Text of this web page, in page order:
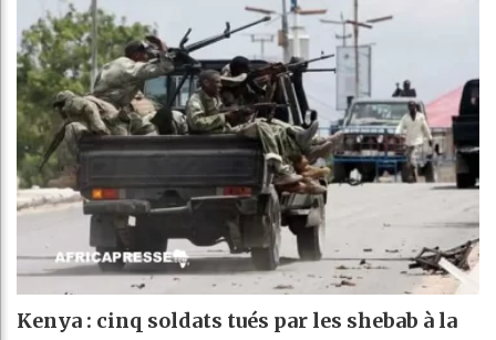
Kenya : cinq soldats tués par les shebab à la